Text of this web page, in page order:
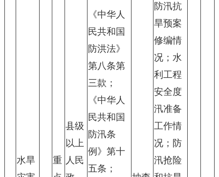
水旱
重
县级
以上
人民
《中华人
民共和国
防洪法》
第八条第
三款；
《中华人
民共和国
防汛条
例》第十
五条；
防汛抗
旱预案
修编情
况；水
利工程
安全度
汛准备
工作情
况；防
汛抢险